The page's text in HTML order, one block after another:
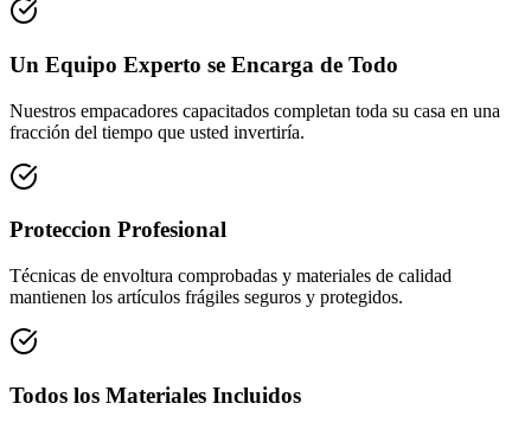
Un Equipo Experto se Encarga de Todo
Nuestros empacadores capacitados completan toda su casa en una
fracción del tiempo que usted invertiría.
Proteccion Profesional
Técnicas de envoltura comprobadas y materiales de calidad
mantienen los artículos frágiles seguros y protegidos.
Todos los Materiales Incluidos